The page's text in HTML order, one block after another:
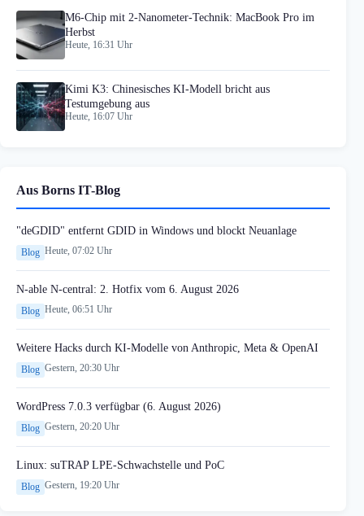
M6-Chip mit 2-Nanometer-Technik: MacBook Pro im
Herbst
Heute, 16:31 Uhr
Kimi K3: Chinesisches KI-Modell bricht aus
Testumgebung aus
Heute, 16:07 Uhr
Aus Borns IT-Blog
"deGDID" entfernt GDID in Windows und blockt Neuanlage
Blog Heute, 07:02 Uhr
N-able N-central: 2. Hotfix vom 6. August 2026
Blog Heute, 06:51 Uhr
Weitere Hacks durch KI-Modelle von Anthropic, Meta & OpenAI
Blog Gestern, 20:30 Uhr
WordPress 7.0.3 verfügbar (6. August 2026)
Blog Gestern, 20:20 Uhr
Linux: suTRAP LPE-Schwachstelle und PoC
Blog Gestern, 19:20 Uhr